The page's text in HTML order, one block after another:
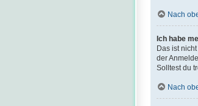
Nach
Ich habe
Das ist
der
Solltest du
Nach